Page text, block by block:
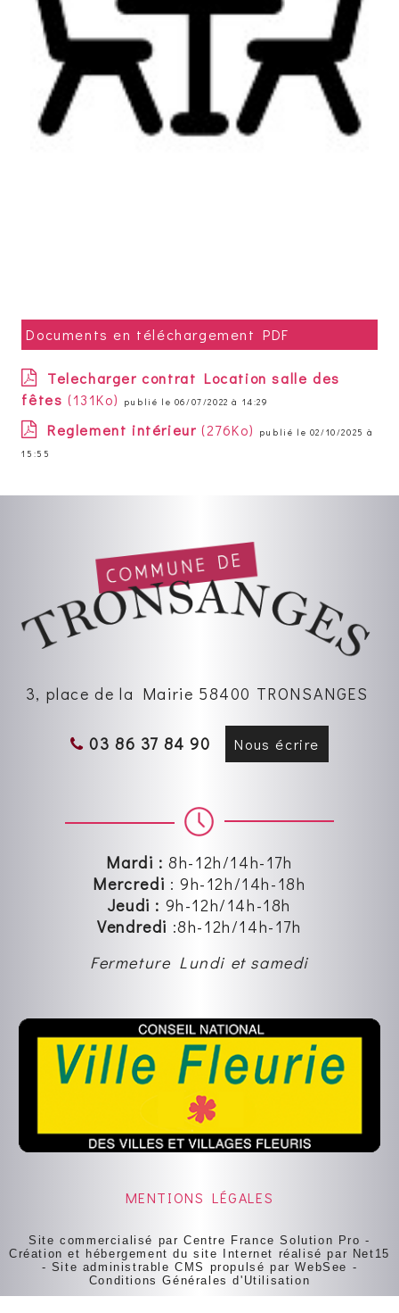
Documents en téléchargement PDF
Telecharger contrat Location salle des
fêtes (131Ko) publié le 06/07/2022 à 14:29
Reglement intérieur (276Ko)
publié le 02/10/2025 à
15:55
3, place de la Mairie 58400 TRONSANGES
03 86 37 84 90 Nous écrire
Mardi : 8h-12h/14h-17h
Mercredi :9h-12h/14h-18h
Jeudi : 9h-12h/14h-18h
Vendredi :8h-12h/14h-17h
Fermeture Lundi et samedi
MENTIONS LÉGALES
Site commercialisé par Centre France Solution Pro -
Création et hébergement du site Internet réalisé par Net15
- Site administrable CMS propulsé par WebSee -
Conditions Générales d'Utilisation